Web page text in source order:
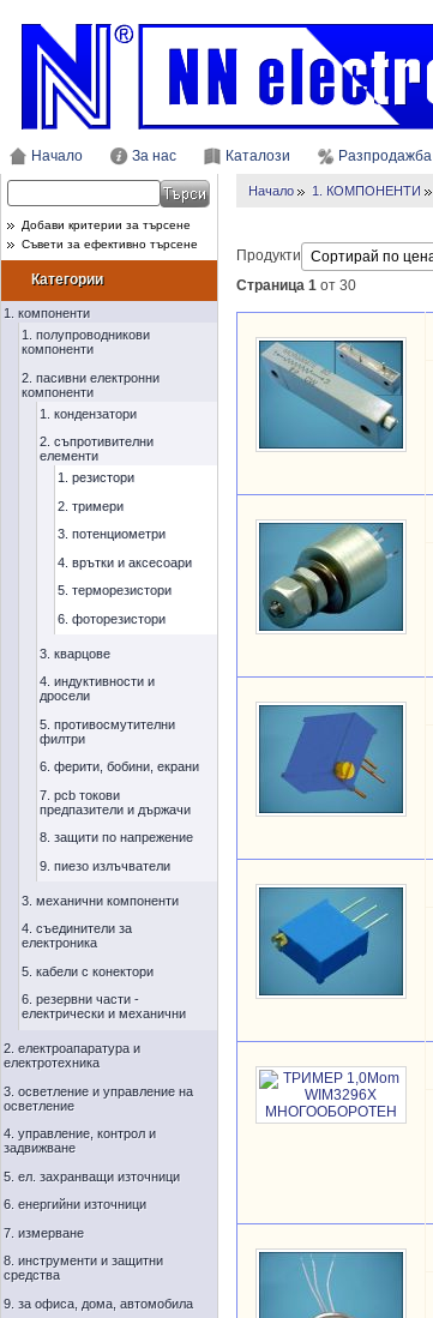
Начало За нас Каталози Разпродажба
Добави критерии за търсене
Съвети за ефективно търсене
Категории
1. компоненти
1. полупроводникови
компоненти
2. пасивни електронни
компоненти
1. кондензатори
2. съпротивителни
елементи
1. резистори
2. тримери
3. потенциометри
4. врътки и аксесоари
5. терморезистори
6. фоторезистори
3. кварцове
4. индуктивности и
дросели
5. противосмутителни
филтри
6. ферити, бобини, екрани
7. pcb токови
предпазители и държачи
8. защити по напрежение
9. пиезо излъчватели
3. механични компоненти
4. съединители за
електроника
5. кабели с конектори
6. резервни части -
електрически и механични
2. електроапаратура и
електротехника
3. осветление и управление на
осветление
4. управление, контрол и
задвижване
5. ел. захранващи източници
6. енергийни източници
7. измерване
8. инструменти и защитни
средства
9. за офиса, дома, автомобила
Начало 1. КОМПОНЕНТИ
Продукти
Страница 1 от 30